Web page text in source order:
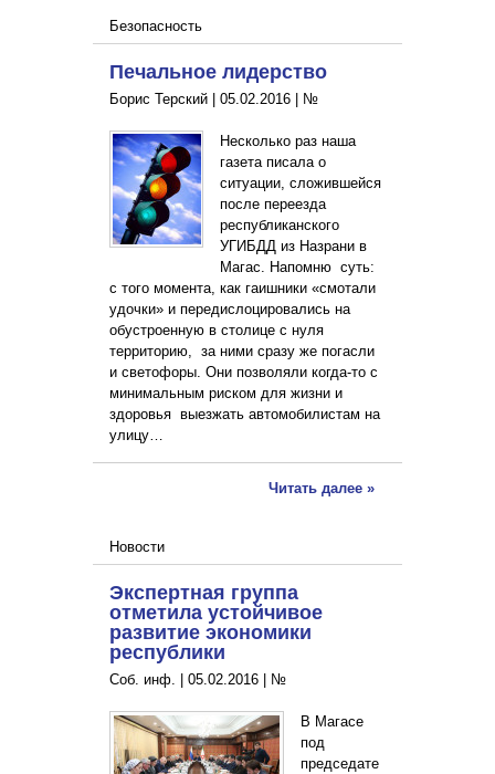
Безопасность
Печальное лидерство
Борис Терский | 05.02.2016 №
Несколько раз наша
газета писала о
ситуации, сложившейся
после переезда
республиканского
УГИБДД из Назрани в
Магас. Напомню суть:
с того момента, как гаишники «смотали
удочки» и передислоцировались на
обустроенную в столице с нуля
территорию, за ними сразу же погасли
и светофоры. Они позволяли когда-то с
минимальным риском для жизни и
здоровья выезжать автомобилистам на
улицу…
Читать далее »
Новости
Экспертная группа
отметила устойчивое
развитие экономики
республики
Соб. инф. | 05.02.2016 №
В Магасе
под
председате